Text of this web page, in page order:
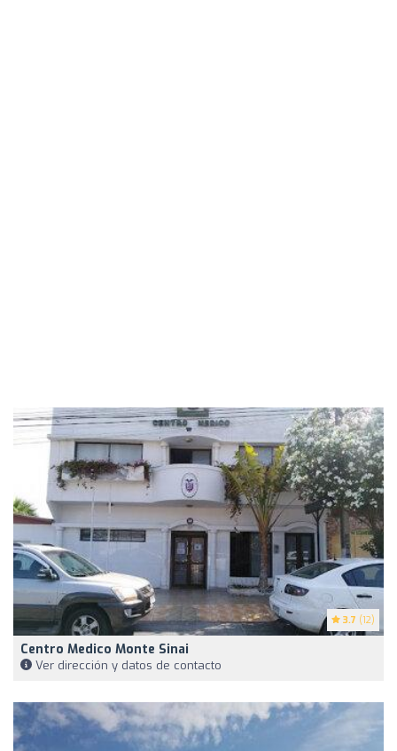
3.7 (12)
Centro Medico Monte Sinai
Ver dirección y datos de contacto